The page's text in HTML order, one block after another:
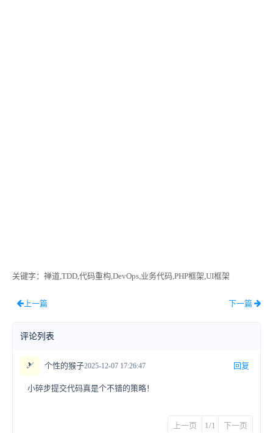
关键字 ：禅道,TDD,代码重构,DevOps,业务代码,PHP框架,UI框架
上一篇 下一篇
评论列表
🎿 个性的猴子2025-12-07 17:26:47 回复
小碎步提交代码真是个不错的策略！
上一页 1/1 下一页